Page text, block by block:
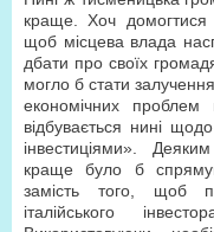
краще. Хоч домогтися
щоб місцева влада
дбати про своїх
могло б стати
економічних
відбувається нині
інвестиціями».
краще було б
замість того, щоб
італійського